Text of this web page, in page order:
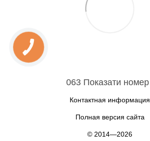
063 Показати номер
Контактная информация
Полная версия сайта
© 2014—2026